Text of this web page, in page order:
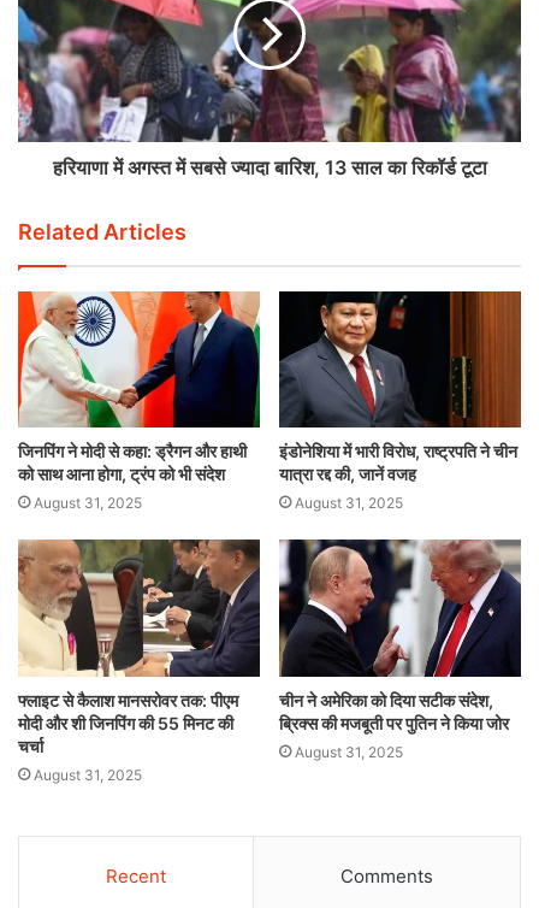
हरियाणा में अगस्त में सबसे ज्यादा बारिश, 13 साल का रिकॉर्ड टूटा
Related Articles
जिनपिंग ने मोदी से कहा: ड्रैगन और हाथी
को साथ आना होगा, ट्रंप को भी संदेश
August 31, 2025
इंडोनेशिया में भारी विरोध, राष्ट्रपति ने चीन
यात्रा रद्द की, जानें वजह
August 31, 2025
फ्लाइट से कैलाश मानसरोवर तक: पीएम
मोदी और शी जिनपिंग की 55 मिनट की
चर्चा
August 31, 2025
चीन ने अमेरिका को दिया सटीक संदेश,
ब्रिक्स की मजबूती पर पुतिन ने किया जोर
August 31, 2025
Recent Comments